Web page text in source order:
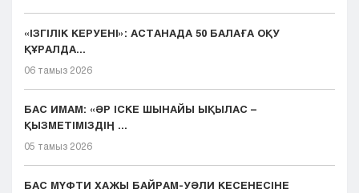
«ІЗГІЛІК КЕРУЕНІ»: АСТАНАДА 50 БАЛАҒА ОҚУ
ҚҰРАЛДА...
06 тамыз 2026
БАС ИМАМ: «ӘР ІСКЕ ШЫНАЙЫ ЫҚЫЛАС –
ҚЫЗМЕТІМІЗДІҢ ...
05 тамыз 2026
БАС МҮФТИ ХАЖЫ БАЙРАМ-УӘЛИ КЕСЕНЕСІНЕ